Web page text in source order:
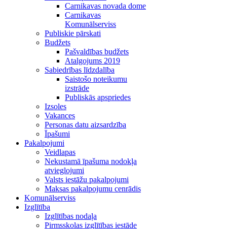
Carnikavas novada dome
Carnikavas
Komunālserviss
Publiskie pārskati
Budžets
Pašvaldības budžets
Atalgojums 2019
Sabiedrības līdzdalība
Saistošo noteikumu
izstrāde
Publiskās apspriedes
Izsoles
Vakances
Personas datu aizsardzība
Īpašumi
Pakalpojumi
Veidlapas
Nekustamā īpašuma nodokļa
atvieglojumi
Valsts iestāžu pakalpojumi
Maksas pakalpojumu cenrādis
Komunālserviss
Izglītība
Izglītības nodaļa
Pirmsskolas izglītības iestāde